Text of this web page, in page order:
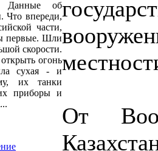
об
Что впереди,
части,
первые. Шли
скорости.
огонь
сухая - и
их танки
приборы и
От